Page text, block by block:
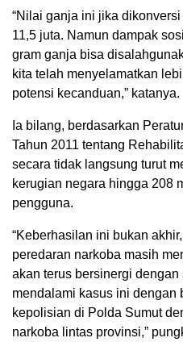
“Nilai ganja ini jika
11,5 juta. Namun dampak
gram ganja bisa
kita telah menyelamatkan
potensi kecanduan,” katanya.
Ia bilang, berdasarkan
Tahun 2011 tentang
secara tidak langsung turut
kerugian negara hingga 208
pengguna.
“Keberhasilan ini bukan
peredaran narkoba masih
akan terus bersinergi
mendalami kasus ini dengan
kepolisian di Polda Sumut
narkoba lintas provinsi,”